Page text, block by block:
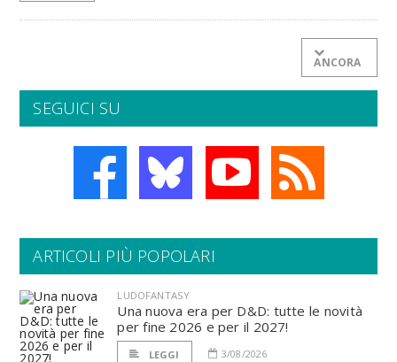
ANCORA
SEGUICI SU
ARTICOLI PIÙ POPOLARI
LUDOFANTASY
Una nuova era per D&D: tutte le novità
per fine 2026 e per il 2027!
LEGGI 3/08/2026